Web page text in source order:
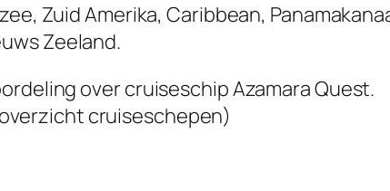
Zuid Amerika, Caribbean,
Zeeland.
over cruiseschip Azamara Quest.
cruiseschepen)